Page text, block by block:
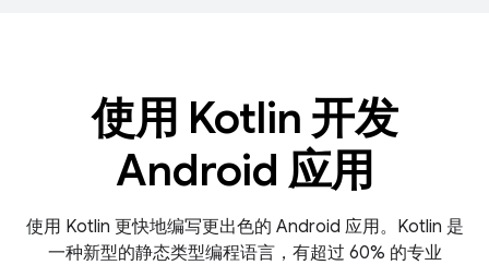
使用 Kotlin 开发
Android 应用
使用 Kotlin 更快地编写更出色的 Android 应用。Kotlin 是
一种新型的静态类型编程语言，有超过 60% 的专业